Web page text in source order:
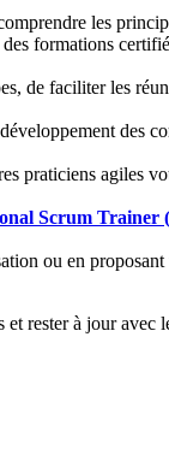
les
formations
de faciliter les
des
praticiens agiles
Scrum Trainer
ou en
rester à jour avec